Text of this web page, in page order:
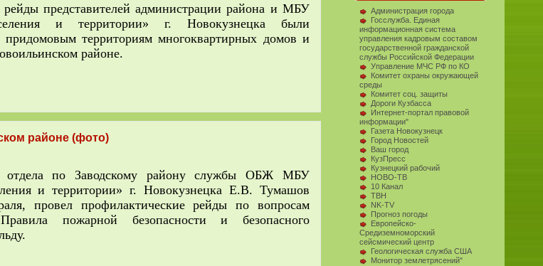
представителей администрации района и МБУ
и территории» г. Новокузнецка были
придомовым территориям многоквартирных домов и
районе.
районе (фото)
отдела по Заводскому району службы ОБЖ МБУ
и территории» г. Новокузнецка Е.В. Тумашов
провел профилактические рейды по вопросам
Правила пожарной безопасности и безопасного
Администрация города
Госслужба. Единая
информационная система
управления кадровым составом
государственной гражданской
службы Российской Федерации
Управление МЧС РФ по КО
Комитет охраны окружающей
среды
Комитет соц. защиты
Дороги Кузбасса
Интернет-портал правовой
информации"
Газета Новокузнецк
Город Новостей
Ваш город
КузПресс
Кузнецкий рабочий
НОВО-ТВ
10 Канал
ТВН
NK-TV
Прогноз погоды
Европейско-
Средиземноморский
сейсмический центр
Геологическая служба США
Монитор землетрясений"